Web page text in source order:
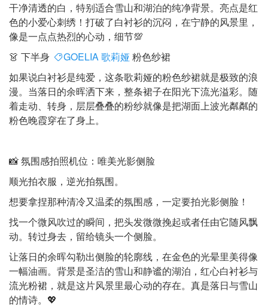
干净清透的白，特别适合雪山和湖泊的纯净背景。亮点是红
色的小爱心刺绣！打破了白衬衫的沉闷，在宁静的风景里，
像是一点点热烈的心动，细节💯
👗 下半身
GOELIA 歌莉娅 粉色纱裙
如果说白衬衫是纯爱，这条歌莉娅的粉色纱裙就是极致的浪
漫。当落日的余晖洒下来，整条裙子在阳光下流光溢彩。随
着走动、转身，层层叠叠的粉纱就像是把湖面上波光粼粼的
粉色晚霞穿在了身上。
📸 氛围感拍照机位：唯美光影侧脸
顺光拍衣服，逆光拍氛围。
想要拿捏那种清冷又温柔的氛围感，一定要拍光影侧脸！
找一个微风吹过的瞬间，把头发微微挽起或者任由它随风飘
动。转过身去，留给镜头一个侧脸。
让落日的余晖勾勒出侧脸的轮廓线，在金色的光晕里美得像
一幅油画。背景是圣洁的雪山和静谧的湖泊，红心白衬衫与
流光粉裙，就是这片风景里最心动的存在。真是落日与雪山
的情诗。💖